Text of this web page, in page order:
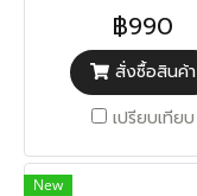
฿990
สั่งซื้อสินค้า
เปรียบเทียบ
New